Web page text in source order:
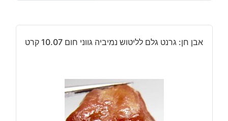
אבן חן: גרנט גלם לליטוש נמיביה גווני חום 10.07 קרט